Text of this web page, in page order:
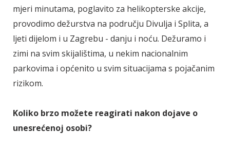
mjeri minutama, poglavito za helikopterske akcije,
provodimo dežurstva na području Divulja i Splita, a
ljeti dijelom i u Zagrebu - danju i noću. Dežuramo i
zimi na svim skijalištima, u nekim nacionalnim
parkovima i općenito u svim situacijama s pojačanim
rizikom.
Koliko brzo možete reagirati nakon dojave o
unesrećenoj osobi?